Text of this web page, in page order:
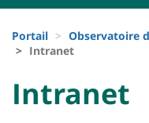
Recherche
Block
liste
composantes
d'Ariane
Portail
Observatoire
Intranet
University
University
Titre
Intranet